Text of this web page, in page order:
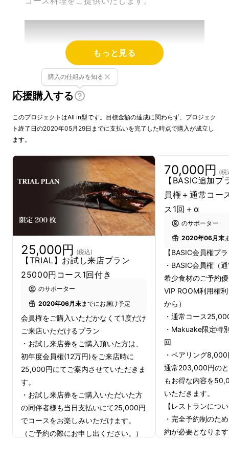
都内某所で新店の試作をする河島シェフ
Makuakeご支援者限定で年会費無料（12万
円）が無料になるリターンや、Makuakeご支
援者しか食べられない限定メニューをご用意い
たしました。
当店は、完全会員制でオープン後に会員権を購
入される場合は、BASIC会員権（通常年会費12
万円）のみとさせていただいておりますが、
Makuakeで会員権を購入された方は年会費・
もっと見る
応援購入する
購入の仕組みを知る
このプロジェクトはAll in型です。目標金額の達成に関わらず、プロジェク
ト終了日の2020年05月29日までに支払いを完了した時点で購入が成立し
ます。
25,000円 (税込)
【TRIAL】お試し来店プラン
25000円コース1回付き
のサポーター
2020年06月末までにお届け予定
会員権をご購入いただかなくて1度だけ
ご来店いただけるプラン
・お試し来店券をご購入頂いた方は、
初年度会員権(12万円)をご来店時に
25,000円にてご案内させていただきま
す。
・お試し来店券をご購入いただいた方
の同伴者様も当日支払いにて25,000円
でコースをお楽しみいただけます。
（ご予約の際にお申し出ください。）
70,000円 (税
【BASIC追加
員権＋通常コー
ス1回＋α
のサポーター
2020年06月末
【BASIC会員権プ
・BASIC会員権（
希少食材のご予約
VIP ROOM利用権
から）
・通常コース
・Makuake限定特
回
・ペアリング
通常203,000円の
もお得な内容を
いただきます。
【レストランにつ
・完全予約制のた
約が必要となりま